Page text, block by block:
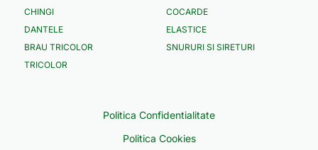
CHINGI
COCARDE
DANTELE
ELASTICE
BRAU TRICOLOR
SNURURI SI SIRETURI
TRICOLOR
Politica Confidentialitate
Politica Cookies